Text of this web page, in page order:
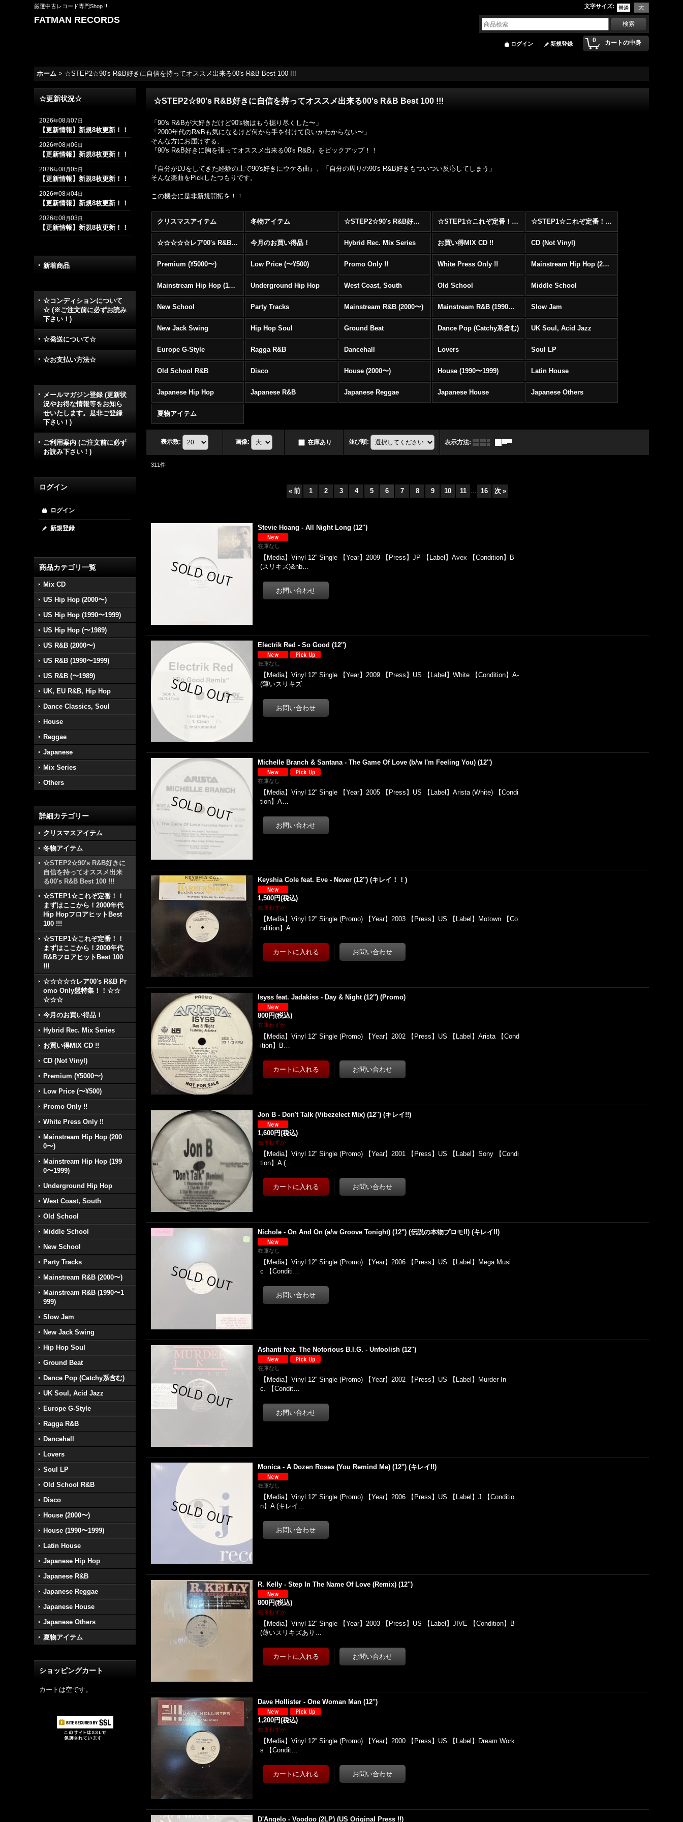
厳選中古レコード専門Shop !! 文字サイズ:
FATMAN RECORDS
0 カートの中身
ログイン 新規登録
ホーム > ☆STEP2☆90's R&B好きに自信を持ってオススメ出来る00's R&B Best 100 !!!
☆更新状況☆
2026年08月07日
【更新情報】新規8枚更新！！
2026年08月06日
【更新情報】新規8枚更新！！
2026年08月05日
【更新情報】新規8枚更新！！
2026年08月04日
【更新情報】新規8枚更新！！
2026年08月03日
【更新情報】新規8枚更新！！
新着商品
☆コンディションについて
☆ (※ご注文前に必ずお読み
下さい！)
☆発送について☆
☆お支払い方法☆
メールマガジン登録 (更新状
況やお得な情報等をお知ら
せいたします。是非ご登録
下さい！)
ご利用案内 (ご注文前に必ず
お読み下さい！)
ログイン
ログイン
新規登録
商品カテゴリ一覧
Mix CD
US Hip Hop (2000〜)
US Hip Hop (1990〜1999)
US Hip Hop (〜1989)
US R&B (2000〜)
US R&B (1990〜1999)
US R&B (〜1989)
UK, EU R&B, Hip Hop
Dance Classics, Soul
House
Reggae
Japanese
Mix Series
Others
詳細カテゴリー
クリスマスアイテム
冬物アイテム
☆STEP2☆90's R&B好きに
自信を持ってオススメ出来
る00's R&B Best 100 !!!
☆STEP1☆これぞ定番！！
まずはここから！2000年代
Hip HopフロアヒットBest
100 !!!
☆STEP1☆これぞ定番！！
まずはここから！2000年代
R&BフロアヒットBest 100
!!!
☆☆☆☆☆レア00's R&B Pr
omo Only盤特集！！☆☆
☆☆☆
今月のお買い得品！
Hybrid Rec. Mix Series
お買い得MIX CD !!
CD (Not Vinyl)
Premium (¥5000〜)
Low Price (〜¥500)
Promo Only !!
White Press Only !!
Mainstream Hip Hop (200
0〜)
Mainstream Hip Hop (199
0〜1999)
Underground Hip Hop
West Coast, South
Old School
Middle School
New School
Party Tracks
Mainstream R&B (2000〜)
Mainstream R&B (1990〜1
999)
Slow Jam
New Jack Swing
Hip Hop Soul
Ground Beat
Dance Pop (Catchy系含む)
UK Soul, Acid Jazz
Europe G-Style
Ragga R&B
Dancehall
Lovers
Soul LP
Old School R&B
Disco
House (2000〜)
House (1990〜1999)
Latin House
Japanese Hip Hop
Japanese R&B
Japanese Reggae
Japanese House
Japanese Others
夏物アイテム
ショッピングカート
カートは空です。
☆STEP2☆90's R&B好きに自信を持ってオススメ出来る00's R&B Best 100 !!!
「90's R&Bが大好きだけど90's物はもう掘り尽くした〜」
「2000年代のR&Bも気になるけど何から手を付けて良いかわからない〜」
そんな方にお届けする、
『90's R&B好きに胸を張ってオススメ出来る00's R&B』をピックアップ！！
『自分がDJをしてきた経験の上で90's好きにウケる曲』、「自分の周りの90's R&B好きもついつい反応してしまう」
そんな楽曲をPickしたつもりです。
この機会に是非新規開拓を！！
クリスマスアイテム 冬物アイテム ☆STEP2☆90's R&B好きに自信を持ってオススメ出来る00's R&B Best 100 !!! ☆STEP1☆これぞ定番！！まずはここから！2000年代Hip HopフロアヒットBest 100 !!! ☆STEP1☆これぞ定番！！まずはここから！2000年代R&BフロアヒットBest 100 !!!
☆☆☆☆☆レア00's R&B Promo Only盤特集！！☆☆☆☆☆ 今月のお買い得品！ Hybrid Rec. Mix Series お買い得MIX CD !! CD (Not Vinyl)
Premium (¥5000〜) Low Price (〜¥500) Promo Only !! White Press Only !! Mainstream Hip Hop (2000〜)
Mainstream Hip Hop (1990〜1999) Underground Hip Hop West Coast, South Old School Middle School
New School Party Tracks Mainstream R&B (2000〜) Mainstream R&B (1990〜1999) Slow Jam
New Jack Swing Hip Hop Soul Ground Beat Dance Pop (Catchy系含む) UK Soul, Acid Jazz
Europe G-Style Ragga R&B Dancehall Lovers Soul LP
Old School R&B Disco House (2000〜) House (1990〜1999) Latin House
Japanese Hip Hop Japanese R&B Japanese Reggae Japanese House Japanese Others
夏物アイテム
表示数: 画像: 在庫あり 並び順: 表示方法:
311件
« 前 1 2 3 4 5 6 7 8 9 10 11 ... 16 次 »
Stevie Hoang - All Night Long (12'')
在庫なし
【Media】Vinyl 12'' Single 【Year】2009 【Press】JP 【Label】Avex 【Condition】B
(スリキズ)&nb…
Electrik Red - So Good (12'')
在庫なし
【Media】Vinyl 12'' Single 【Year】2009 【Press】US 【Label】White 【Condition】A-
(薄いスリキズ…
Michelle Branch & Santana - The Game Of Love (b/w I'm Feeling You) (12'')
在庫なし
【Media】Vinyl 12'' Single 【Year】2005 【Press】US 【Label】Arista (White) 【Condi
tion】A…
Keyshia Cole feat. Eve - Never (12'') (キレイ！！)
1,500円(税込)
在庫わずか
【Media】Vinyl 12'' Single (Promo) 【Year】2003 【Press】US 【Label】Motown 【Co
ndition】A…
Isyss feat. Jadakiss - Day & Night (12'') (Promo)
800円(税込)
在庫わずか
【Media】Vinyl 12'' Single (Promo) 【Year】2002 【Press】US 【Label】Arista 【Cond
ition】B…
Jon B - Don't Talk (Vibezelect Mix) (12'') (キレイ!!)
1,600円(税込)
在庫わずか
【Media】Vinyl 12'' Single (Promo) 【Year】2001 【Press】US 【Label】Sony 【Condi
tion】A (…
Nichole - On And On (a/w Groove Tonight) (12'') (伝説の本物プロモ!!) (キレイ!!)
在庫なし
【Media】Vinyl 12'' Single (Promo) 【Year】2006 【Press】US 【Label】Mega Musi
c 【Conditi…
Ashanti feat. The Notorious B.I.G. - Unfoolish (12'')
在庫なし
【Media】Vinyl 12'' Single (Promo) 【Year】2002 【Press】US 【Label】Murder In
c. 【Condit…
Monica - A Dozen Roses (You Remind Me) (12'') (キレイ!!)
在庫なし
【Media】Vinyl 12'' Single (Promo) 【Year】2006 【Press】US 【Label】J 【Conditio
n】A (キレイ…
R. Kelly - Step In The Name Of Love (Remix) (12'')
800円(税込)
在庫わずか
【Media】Vinyl 12'' Single 【Year】2003 【Press】US 【Label】JIVE 【Condition】B
(薄いスリキズあり…
Dave Hollister - One Woman Man (12'')
1,200円(税込)
在庫わずか
【Media】Vinyl 12'' Single (Promo) 【Year】2000 【Press】US 【Label】Dream Work
s 【Condit…
D'Angelo - Voodoo (2LP) (US Original Press !!)